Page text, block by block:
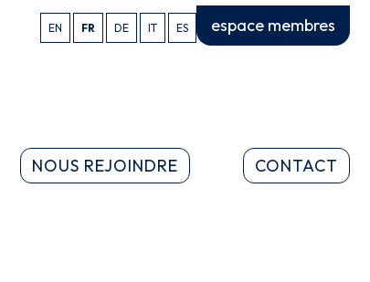
EN FR DE IT ES espace membres
NOUS REJOINDRE CONTACT